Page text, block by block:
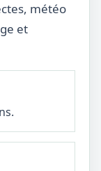
météo
et